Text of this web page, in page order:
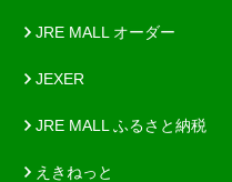
JRE MALL オーダー
JEXER
JRE MALL ふるさと納税
えきねっと